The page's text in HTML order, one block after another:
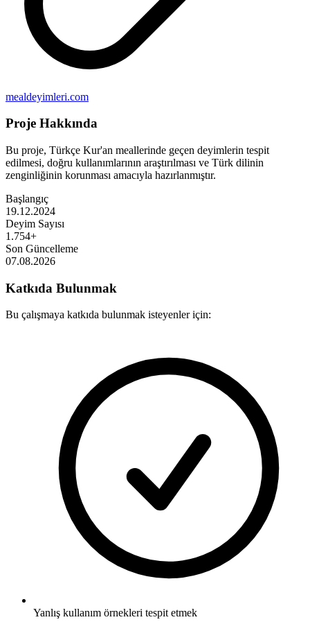
mealdeyimleri.com
Proje Hakkında
Bu proje, Türkçe Kur'an meallerinde geçen deyimlerin tespit
edilmesi, doğru kullanımlarının araştırılması ve Türk dilinin
zenginliğinin korunması amacıyla hazırlanmıştır.
Başlangıç
19.12.2024
Deyim Sayısı
1.754+
Son Güncelleme
07.08.2026
Katkıda Bulunmak
Bu çalışmaya katkıda bulunmak isteyenler için:
Yanlış kullanım örnekleri tespit etmek